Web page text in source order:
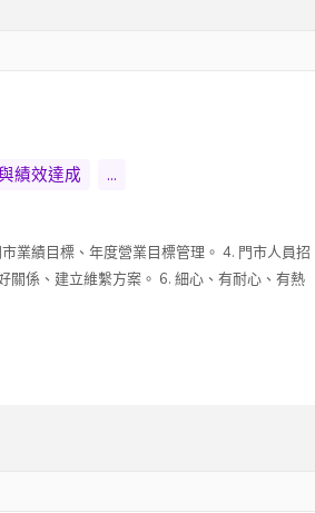
績效達成 ...
業績目標、年度營業目標管理。 4. 門市人員招
關係、建立維繫方案。 6. 細心、有耐心、有熱